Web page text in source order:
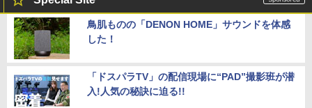
鳥肌ものの「DENON HOME」サウンドを体感
した！
「ドスパラTV」の配信現場に“PAD”撮影班が潜
入!人気の秘訣に迫る!!